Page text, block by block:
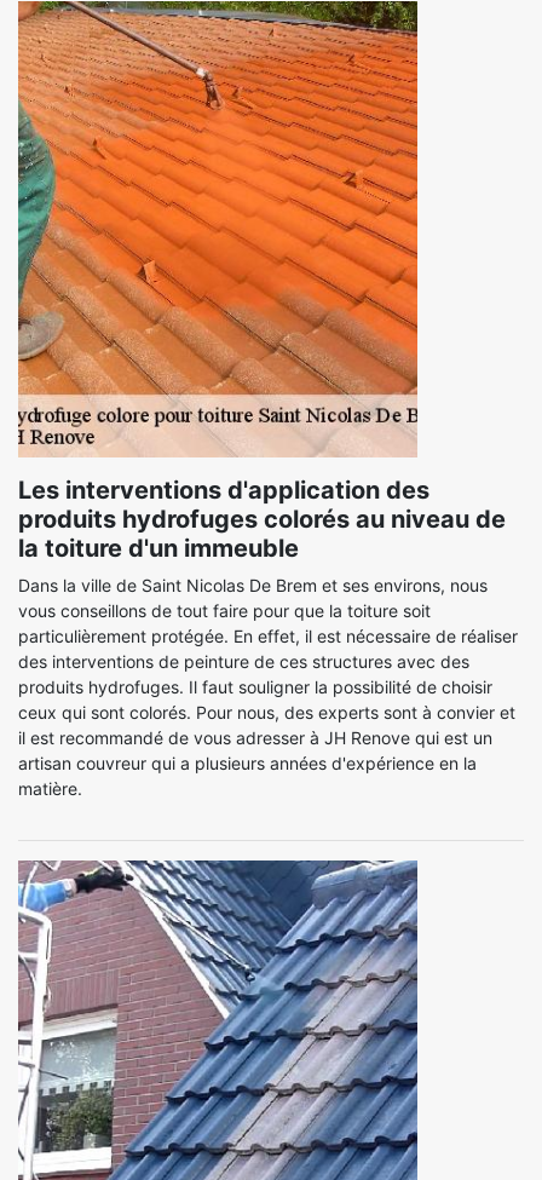
Les interventions d'application des
produits hydrofuges colorés au niveau de
la toiture d'un immeuble
Dans la ville de Saint Nicolas De Brem et ses environs, nous
vous conseillons de tout faire pour que la toiture soit
particulièrement protégée. En effet, il est nécessaire de réaliser
des interventions de peinture de ces structures avec des
produits hydrofuges. Il faut souligner la possibilité de choisir
ceux qui sont colorés. Pour nous, des experts sont à convier et
il est recommandé de vous adresser à JH Renove qui est un
artisan couvreur qui a plusieurs années d'expérience en la
matière.